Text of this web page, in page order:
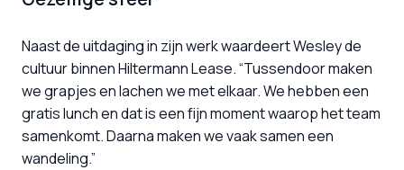
Naast de uitdaging in zijn werk waardeert Wesley de
cultuur binnen Hiltermann Lease. “Tussendoor maken
we grapjes en lachen we met elkaar. We hebben een
gratis lunch en dat is een fijn moment waarop het team
samenkomt. Daarna maken we vaak samen een
wandeling.”